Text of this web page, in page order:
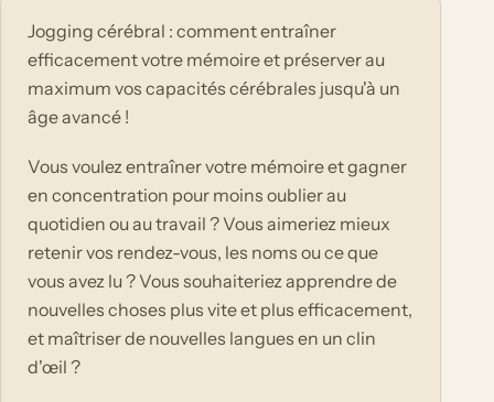
Jogging cérébral : comment entraîner
efficacement votre mémoire et préserver au
maximum vos capacités cérébrales jusqu'à un
âge avancé !
Vous voulez entraîner votre mémoire et gagner
en concentration pour moins oublier au
quotidien ou au travail ? Vous aimeriez mieux
retenir vos rendez-vous, les noms ou ce que
vous avez lu ? Vous souhaiteriez apprendre de
nouvelles choses plus vite et plus efficacement,
et maîtriser de nouvelles langues en un clin
d'œil ?